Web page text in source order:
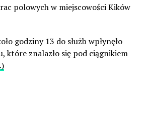
polowych w miejscowości Kików
godziny 13 do służb wpłynęło
które znalazło się pod ciągnikiem